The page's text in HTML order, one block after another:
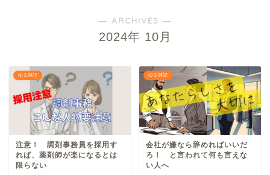
― ARCHIVES ―
2024年 10月
ゆる雑記
注意！ 調剤事務員を採用す
れば、薬剤師が楽になるとは
限らない
ゆる雑記
会社が嫌なら辞めればいいだ
ろ！ と言われて何も言えな
い人へ